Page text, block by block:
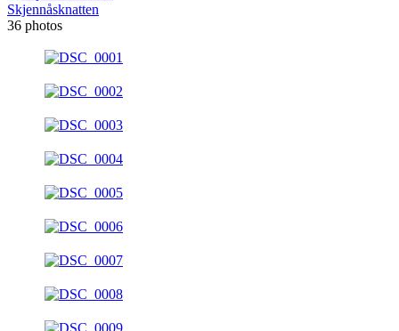
Skjennåsknatten
36 photos